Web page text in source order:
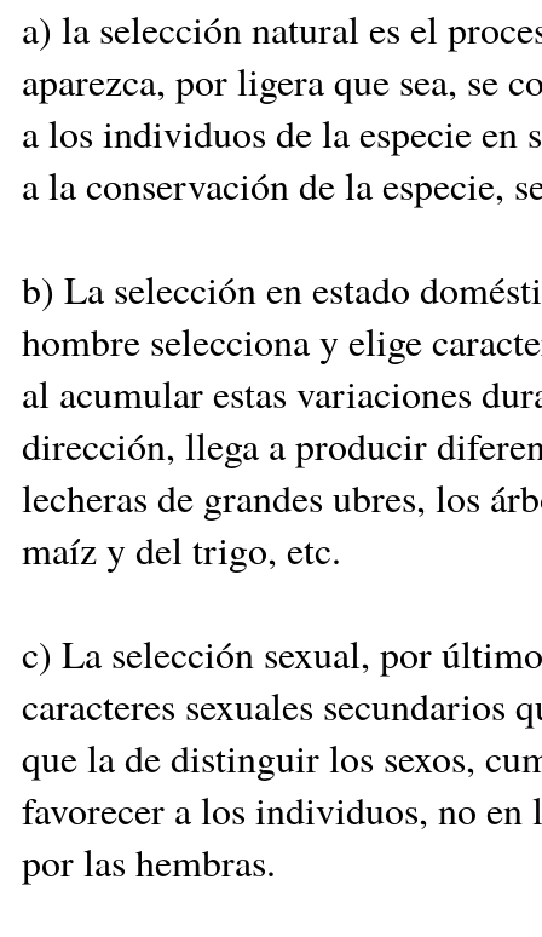
a) la selección natural es el
aparezca, por ligera que sea, se
a los individuos de la especie
a la conservación de la especie,
b) La selección en estado
hombre selecciona y elige
al acumular estas variaciones
dirección, llega a producir
lecheras de grandes ubres, los
maíz y del trigo, etc.
c) La selección sexual, por
caracteres sexuales secundarios
que la de distinguir los sexos,
favorecer a los individuos, no
por las hembras.